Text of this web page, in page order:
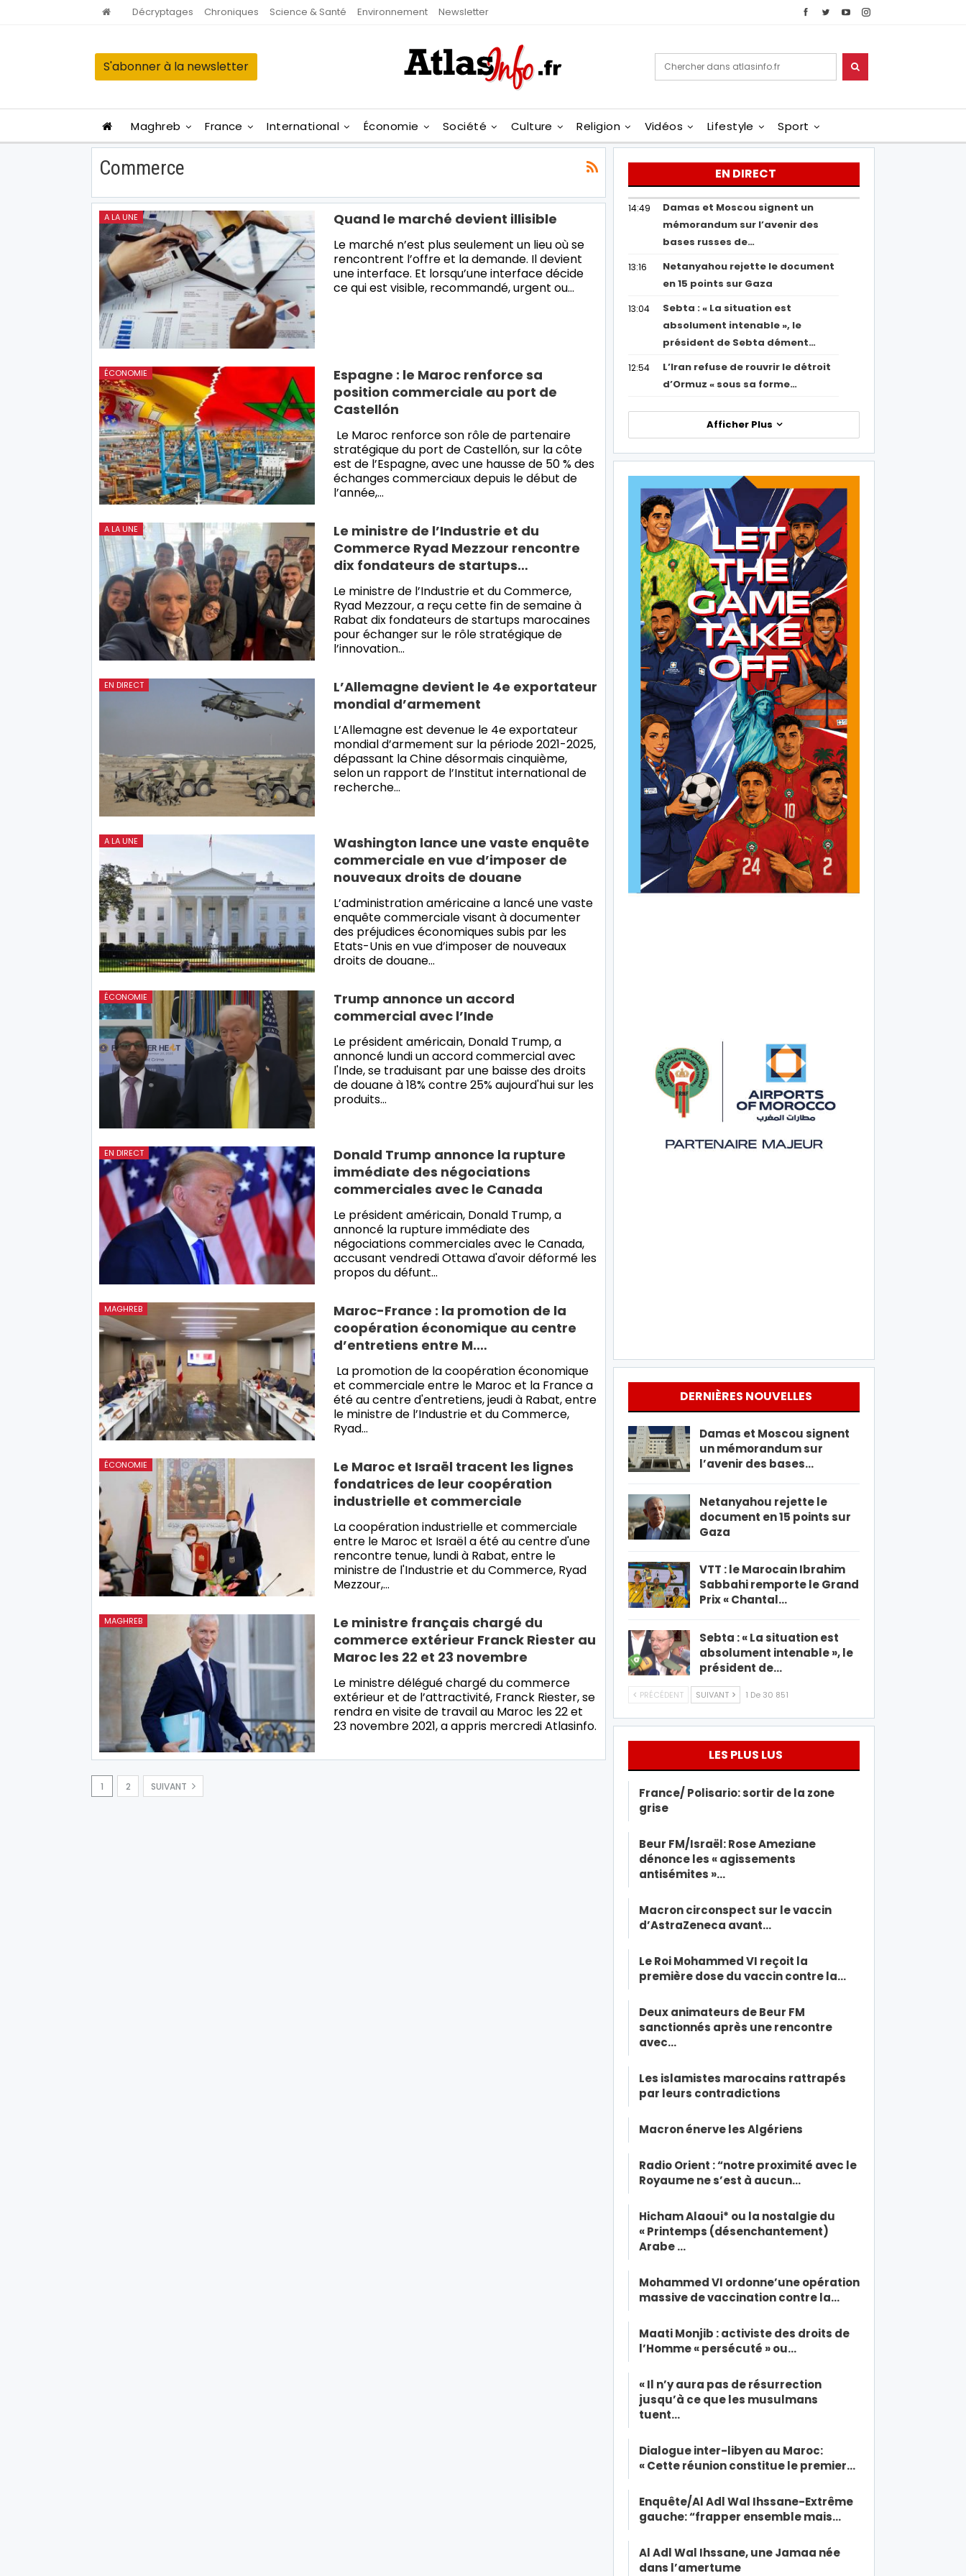
Décryptages Chroniques Science & Santé Environnement Newsletter
S'abonner à la newsletter
Maghreb France International Économie Société Culture Religion Vidéos Lifestyle Sport
Commerce
A LA UNE Quand le marché devient illisible
Le marché n’est plus seulement un lieu où se
rencontrent l’offre et la demande. Il devient
une interface. Et lorsqu’une interface décide
ce qui est visible, recommandé, urgent ou…
ÉCONOMIE
Espagne : le Maroc renforce sa
position commerciale au port de
Castellón
Le Maroc renforce son rôle de partenaire
stratégique du port de Castellón, sur la côte
est de l’Espagne, avec une hausse de 50 % des
échanges commerciaux depuis le début de
l’année,…
A LA UNE
Le ministre de l’Industrie et du
Commerce Ryad Mezzour rencontre
dix fondateurs de startups…
Le ministre de l’Industrie et du Commerce,
Ryad Mezzour, a reçu cette fin de semaine à
Rabat dix fondateurs de startups marocaines
pour échanger sur le rôle stratégique de
l’innovation…
EN DIRECT
L’Allemagne devient le 4e exportateur
mondial d’armement
L’Allemagne est devenue le 4e exportateur
mondial d’armement sur la période 2021-2025,
dépassant la Chine désormais cinquième,
selon un rapport de l’Institut international de
recherche…
A LA UNE
Washington lance une vaste enquête
commerciale en vue d’imposer de
nouveaux droits de douane
L’administration américaine a lancé une vaste
enquête commerciale visant à documenter
des préjudices économiques subis par les
Etats-Unis en vue d’imposer de nouveaux
droits de douane…
ÉCONOMIE
Trump annonce un accord
commercial avec l’Inde
Le président américain, Donald Trump, a
annoncé lundi un accord commercial avec
l'Inde, se traduisant par une baisse des droits
de douane à 18% contre 25% aujourd'hui sur les
produits…
EN DIRECT
Donald Trump annonce la rupture
immédiate des négociations
commerciales avec le Canada
Le président américain, Donald Trump, a
annoncé la rupture immédiate des
négociations commerciales avec le Canada,
accusant vendredi Ottawa d'avoir déformé les
propos du défunt…
MAGHREB
Maroc-France : la promotion de la
coopération économique au centre
d’entretiens entre M.…
La promotion de la coopération économique
et commerciale entre le Maroc et la France a
été au centre d'entretiens, jeudi à Rabat, entre
le ministre de l’Industrie et du Commerce,
Ryad…
ÉCONOMIE
Le Maroc et Israël tracent les lignes
fondatrices de leur coopération
industrielle et commerciale
La coopération industrielle et commerciale
entre le Maroc et Israël a été au centre d'une
rencontre tenue, lundi à Rabat, entre le
ministre de l'Industrie et du Commerce, Ryad
Mezzour,…
MAGHREB
Le ministre français chargé du
commerce extérieur Franck Riester au
Maroc les 22 et 23 novembre
Le ministre délégué chargé du commerce
extérieur et de l’attractivité, Franck Riester, se
rendra en visite de travail au Maroc les 22 et
23 novembre 2021, a appris mercredi Atlasinfo.
1 2 SUIVANT
EN DIRECT
14:49
Damas et Moscou signent un
mémorandum sur l’avenir des
bases russes de…
13:16
Netanyahou rejette le document
en 15 points sur Gaza
13:04
Sebta : « La situation est
absolument intenable », le
président de Sebta dément…
12:54
L’Iran refuse de rouvrir le détroit
d’Ormuz « sous sa forme…
Afficher Plus
DERNIÈRES NOUVELLES
Damas et Moscou signent
un mémorandum sur
l’avenir des bases…
Netanyahou rejette le
document en 15 points sur
Gaza
VTT : le Marocain Ibrahim
Sabbahi remporte le Grand
Prix « Chantal…
Sebta : « La situation est
absolument intenable », le
président de…
PRÉCÉDENT SUIVANT 1 De 30 851
LES PLUS LUS
France/ Polisario: sortir de la zone
grise
Beur FM/Israël: Rose Ameziane
dénonce les « agissements
antisémites »…
Macron circonspect sur le vaccin
d’AstraZeneca avant…
Le Roi Mohammed VI reçoit la
première dose du vaccin contre la…
Deux animateurs de Beur FM
sanctionnés après une rencontre
avec…
Les islamistes marocains rattrapés
par leurs contradictions
Macron énerve les Algériens
Radio Orient : “notre proximité avec le
Royaume ne s’est à aucun…
Hicham Alaoui* ou la nostalgie du
« Printemps (désenchantement)
Arabe …
Mohammed VI ordonne’une opération
massive de vaccination contre la…
Maati Monjib : activiste des droits de
l’Homme « persécuté » ou…
« Il n’y aura pas de résurrection
jusqu’à ce que les musulmans
tuent…
Dialogue inter-libyen au Maroc:
« Cette réunion constitue le premier…
Enquête/Al Adl Wal Ihssane-Extrême
gauche: “frapper ensemble mais…
Al Adl Wal Ihssane, une Jamaa née
dans l’amertume